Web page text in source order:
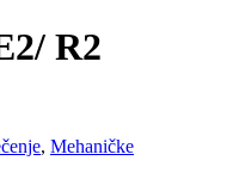
R2
, Mehaničke